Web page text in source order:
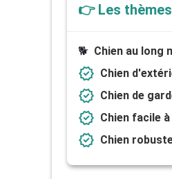
👉 Les
🐕 Chien au long
verified Chien
verified Chien de
verified Chien facile
verified Chien